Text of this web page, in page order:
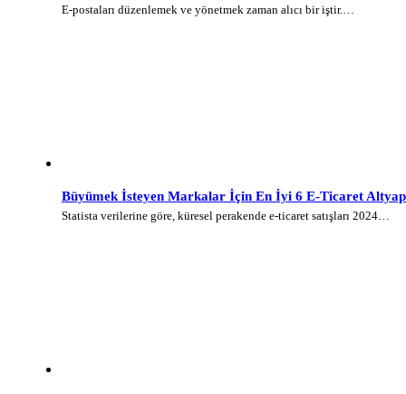
E-postaları düzenlemek ve yönetmek zaman alıcı bir iştir.…
Büyümek İsteyen Markalar İçin En İyi 6 E-Ticaret
Statista verilerine göre, küresel perakende e-ticaret satışları 2024…